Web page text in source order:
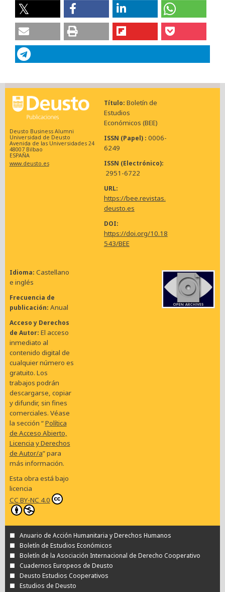
Deusto Business Alumni
Universidad de Deusto
Avenida de las Universidades 24
48007 Bilbao
ESPAÑA
www.deusto.es
Título Boletín de
Estudios
Económicos (BEE)
ISSN (Papel) 0006-
6249
ISSN (Electrónico)
2951-6722
URL
https://bee.revistas.
deusto.es
DOI
https://doi.org/10.18
543/BEE
Idioma Castellano
e inglés
Frecuencia de
publicación Anual
Acceso y Derechos
de Autor El acceso
inmediato al
contenido digital de
cualquier número es
gratuito. Los
trabajos podrán
descargarse, copiar
y difundir, sin fines
comerciales. Véase
la sección “Política
de Acceso Abierto,
Licencia y Derechos
de Autor/a” para
más información.
Esta obra está bajo
licencia
CC BY-NC 4.0
Anuario de Acción Humanitaria y Derechos Humanos
Boletín de Estudios Económicos
Boletín de la Asociación Internacional de Derecho Cooperativo
Cuadernos Europeos de Deusto
Deusto Estudios Cooperativos
Estudios de Deusto